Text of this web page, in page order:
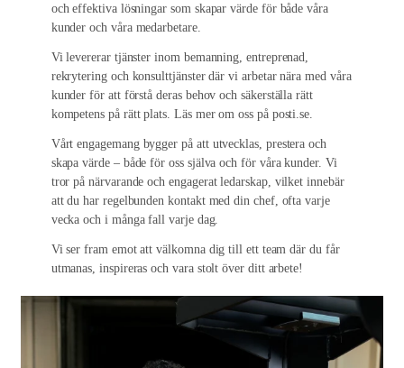
och effektiva lösningar som skapar värde för både våra
kunder och våra medarbetare.
Vi levererar tjänster inom bemanning, entreprenad,
rekrytering och konsulttjänster där vi arbetar nära med våra
kunder för att förstå deras behov och säkerställa rätt
kompetens på rätt plats. Läs mer om oss på posti.se.
Vårt engagemang bygger på att utvecklas, prestera och
skapa värde – både för oss själva och för våra kunder. Vi
tror på närvarande och engagerat ledarskap, vilket innebär
att du har regelbunden kontakt med din chef, ofta varje
vecka och i många fall varje dag.
Vi ser fram emot att välkomna dig till ett team där du får
utmanas, inspireras och vara stolt över ditt arbete!